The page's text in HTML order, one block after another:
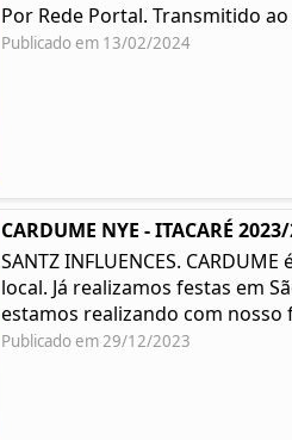
Por Rede Portal. Transmitido
Publicado em 13/02/2024
CARDUME NYE - ITACARÉ
SANTZ INFLUENCES.
local. Já realizamos festas em
estamos realizando com nosso
Publicado em 29/12/2023